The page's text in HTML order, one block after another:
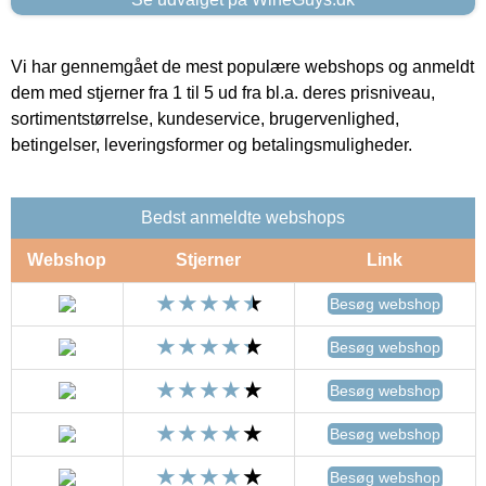
Vi har gennemgået de mest populære webshops og anmeldt
dem med stjerner fra 1 til 5 ud fra bl.a. deres prisniveau,
sortimentstørrelse, kundeservice, brugervenlighed,
betingelser, leveringsformer og betalingsmuligheder.
Bedst anmeldte webshops
Webshop Stjerner Link
Besøg webshop
Besøg webshop
Besøg webshop
Besøg webshop
Besøg webshop